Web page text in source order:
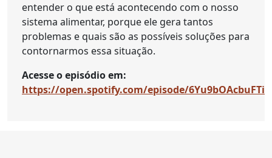
entender o que está acontecendo com o nosso
sistema alimentar, porque ele gera tantos
problemas e quais são as possíveis soluções para
contornarmos essa situação.
Acesse o episódio em:
https://open.spotify.com/episode/